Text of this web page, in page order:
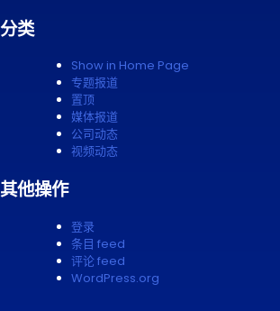
分类
Show in Home Page
专题报道
置顶
媒体报道
公司动态
视频动态
其他操作
登录
条目 feed
评论 feed
WordPress.org